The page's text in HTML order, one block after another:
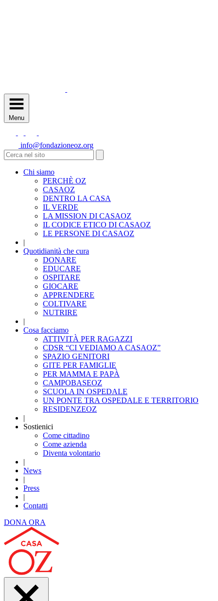
Menu
info@fondazioneoz.org
Chi siamo
PERCHÈ OZ
CASAOZ
DENTRO LA CASA
IL VERDE
LA MISSION DI CASAOZ
IL CODICE ETICO DI CASAOZ
LE PERSONE DI CASAOZ
|
Quotidianità che cura
DONARE
EDUCARE
OSPITARE
GIOCARE
APPRENDERE
COLTIVARE
NUTRIRE
|
Cosa facciamo
ATTIVITÀ PER RAGAZZI
CDSR “CI VEDIAMO A CASAOZ”
SPAZIO GENITORI
GITE PER FAMIGLIE
PER MAMMA E PAPÀ
CAMPOBASEOZ
SCUOLA IN OSPEDALE
UN PONTE TRA OSPEDALE E TERRITORIO
RESIDENZEOZ
|
Sostienici
Come cittadino
Come azienda
Diventa volontario
|
News
|
Press
|
Contatti
DONA ORA